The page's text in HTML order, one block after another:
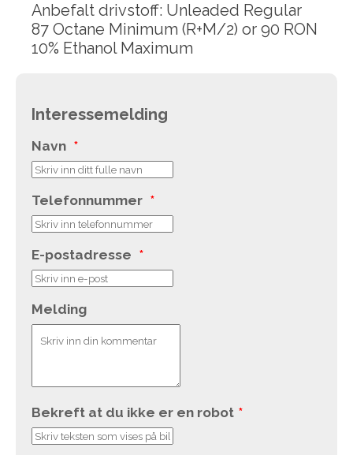
Anbefalt drivstoff: Unleaded Regular
87 Octane Minimum (R+M/2) or 90 RON
10% Ethanol Maximum
Interessemelding
Navn *
Telefonnummer *
E-postadresse *
Melding
Bekreft at du ikke er en robot *